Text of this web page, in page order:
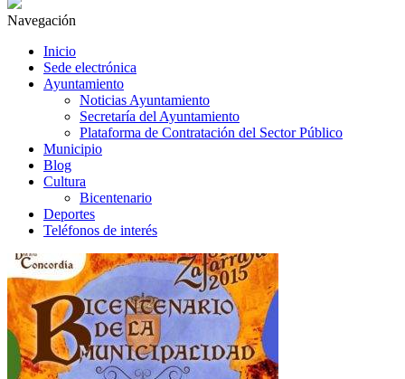
Navegación
Inicio
Sede electrónica
Ayuntamiento
Noticias Ayuntamiento
Secretaría del Ayuntamiento
Plataforma de Contratación del Sector Público
Municipio
Blog
Cultura
Bicentenario
Deportes
Teléfonos de interés